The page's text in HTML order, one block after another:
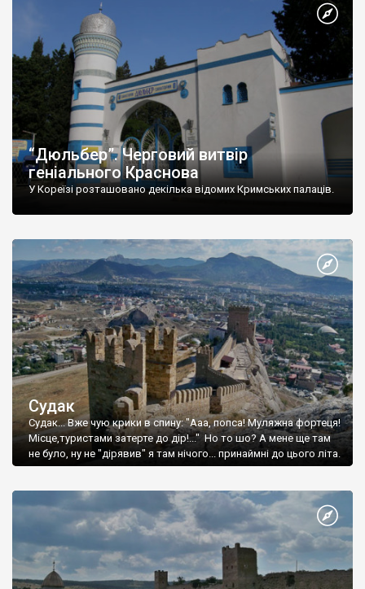
“Дюльбер”. Черговий витвір
геніального Краснова
У Кореїзі розташовано декілька відомих Кримських палаців.
Судак
Судак... Вже чую крики в спину: "Ааа, попса! Муляжна фортеця!
Місце,туристами затерте до дір!..." Но то шо? А мене ще там
не було, ну не "дірявив" я там нічого... принаймні до цього літа.